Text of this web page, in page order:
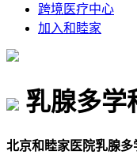
跨境医疗中心
加入和睦家
乳腺多学
北京和睦家医院乳腺多